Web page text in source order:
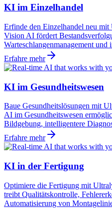
KI im Einzelhandel
Erfinde den Einzelhandel neu
Vision AI fördert
Warteschlangenmanagement
Erfahre mehr
KI im Gesundheitswesen
Baue Gesundheitslösungen mit
AI im Gesundheitswesen
Bildgebung, intelligentere
Erfahre mehr
KI in der Fertigung
Optimiere die Fertigung mit
treibt Qualitätskontrolle,
Automatisierung von